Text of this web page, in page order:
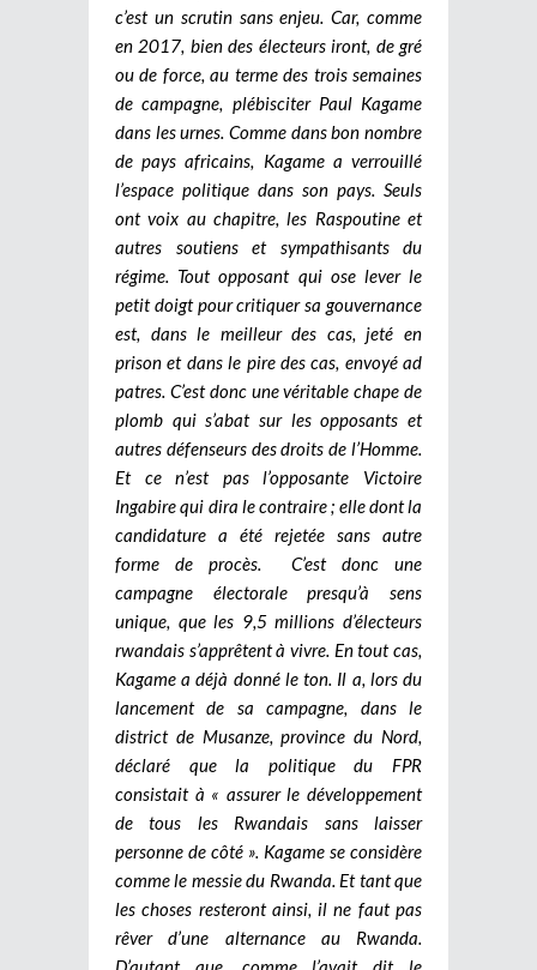
c’est un scrutin sans enjeu. Car, comme
en 2017, bien des électeurs iront, de gré
ou de force, au terme des trois semaines
de campagne, plébisciter Paul Kagame
dans les urnes. Comme dans bon nombre
de pays africains, Kagame a verrouillé
l’espace politique dans son pays. Seuls
ont voix au chapitre, les Raspoutine et
autres soutiens et sympathisants du
régime. Tout opposant qui ose lever le
petit doigt pour critiquer sa gouvernance
est, dans le meilleur des cas, jeté en
prison et dans le pire des cas, envoyé ad
patres. C’est donc une véritable chape de
plomb qui s’abat sur les opposants et
autres défenseurs des droits de l’Homme.
Et ce n’est pas l’opposante Victoire
Ingabire qui dira le contraire ; elle dont la
candidature a été rejetée sans autre
forme de procès.C’est donc une
campagne électorale presqu’à sens
unique, que les 9,5 millions d’électeurs
rwandais s’apprêtent à vivre. En tout cas,
Kagame a déjà donné le ton. Il a, lors du
lancement de sa campagne, dans le
district de Musanze, province du Nord,
déclaré que la politique du FPR
consistait à « assurer le développement
de tous les Rwandais sans laisser
personne de côté ». Kagame se considère
comme le messie du Rwanda. Et tant que
les choses resteront ainsi, il ne faut pas
rêver d’une alternance au Rwanda.